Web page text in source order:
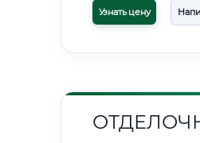
Узнать цену